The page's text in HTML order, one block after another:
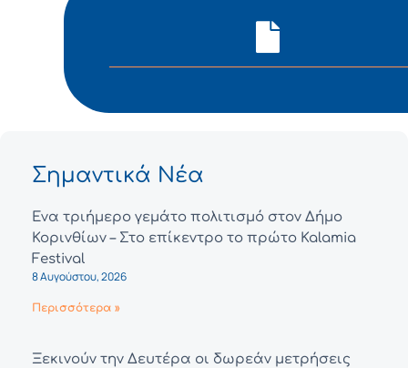
Σημαντικά Νέα
Ένα τριήμερο γεμάτο πολιτισμό στον Δήμο
Κορινθίων – Στο επίκεντρο το πρώτο Kalamia
Festival
8 Αυγούστου, 2026
Περισσότερα »
Ξεκινούν την Δευτέρα οι δωρεάν μετρήσεις